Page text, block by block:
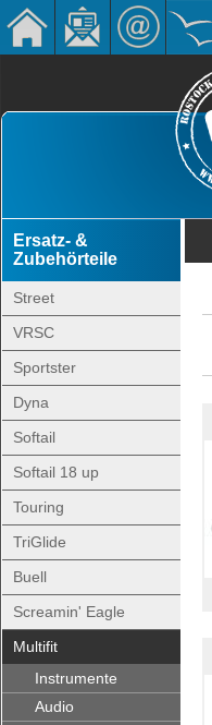
Ersatz- &
Zubehörteile
Street
VRSC
Sportster
Dyna
Softail
Softail 18 up
Touring
TriGlide
Buell
Screamin' Eagle
Multifit
Instrumente
Audio